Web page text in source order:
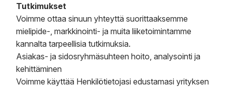
Tutkimukset
Voimme ottaa sinuun yhteyttä suorittaaksemme
mielipide-, markkinointi- ja muita liiketoimintamme
kannalta tarpeellisia tutkimuksia.
Asiakas- ja sidosryhmäsuhteen hoito, analysointi ja
kehittäminen
Voimme käyttää Henkilötietojasi edustamasi yrityksen